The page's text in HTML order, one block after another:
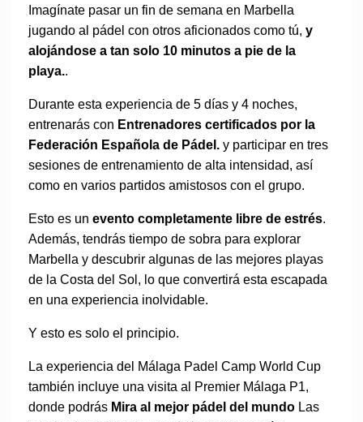
Imagínate pasar un fin de semana en Marbella
jugando al pádel con otros aficionados como tú, y
alojándose a tan solo 10 minutos a pie de la
playa..
Durante esta experiencia de 5 días y 4 noches,
entrenarás con Entrenadores certificados por la
Federación Española de Pádel. y participar en tres
sesiones de entrenamiento de alta intensidad, así
como en varios partidos amistosos con el grupo.
Esto es un evento completamente libre de estrés.
Además, tendrás tiempo de sobra para explorar
Marbella y descubrir algunas de las mejores playas
de la Costa del Sol, lo que convertirá esta escapada
en una experiencia inolvidable.
Y esto es solo el principio.
La experiencia del Málaga Padel Camp World Cup
también incluye una visita al Premier Málaga P1,
donde podrás Mira al mejor pádel del mundo Las